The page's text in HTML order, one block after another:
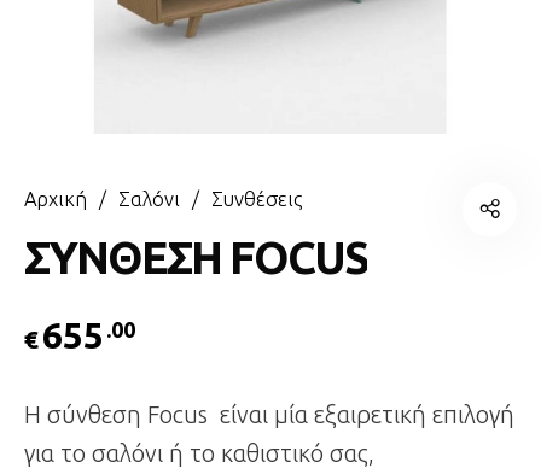
Αρχική / Σαλόνι / Συνθέσεις
ΣΥΝΘΕΣΗ FOCUS
€655 .00
Η σύνθεση Focus είναι μία εξαιρετική επιλογή
για το σαλόνι ή το καθιστικό σας,